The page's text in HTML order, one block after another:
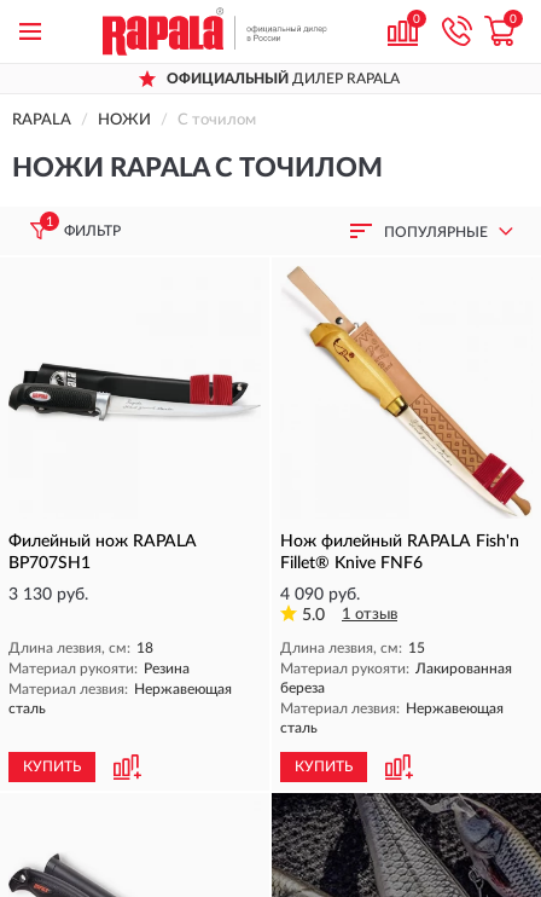
0 0
ОФИЦИАЛЬНЫЙДИЛЕР RAPALA
RAPALA НОЖИ С точилом
НОЖИ RAPALA С ТОЧИЛОМ
1
ФИЛЬТР ПОПУЛЯРНЫЕ
Филейный нож RAPALA
BP707SH1
3 130 руб.
Длина лезвия, см: 18
Материал рукояти: Резина
Материал лезвия: Нержавеющая
сталь
КУПИТЬ
Нож филейный RAPALA Fish'n
Fillet® Knive FNF6
4 090 руб.
5.0
1 отзыв
Длина лезвия, см: 15
Материал рукояти: Лакированная
береза
Материал лезвия: Нержавеющая
сталь
КУПИТЬ